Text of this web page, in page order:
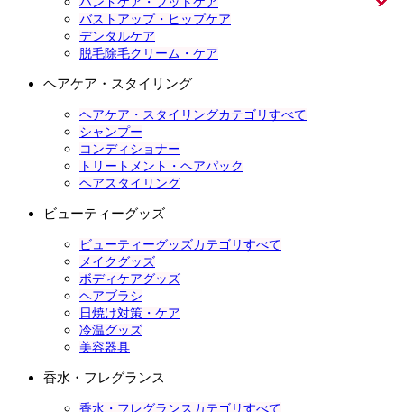
バストアップ・ヒップケア
デンタルケア
脱毛除毛クリーム・ケア
ヘアケア・スタイリング
ヘアケア・スタイリングカテゴリすべて
シャンプー
コンディショナー
トリートメント・ヘアパック
ヘアスタイリング
ビューティーグッズ
ビューティーグッズカテゴリすべて
メイクグッズ
ボディケアグッズ
ヘアブラシ
日焼け対策・ケア
冷温グッズ
美容器具
香水・フレグランス
香水・フレグランスカテゴリすべて